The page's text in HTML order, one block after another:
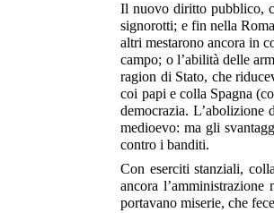
Il nuovo diritto pubblico,
signorotti; e fin nella
altri mestarono ancora in
campo; o l’abilità delle
ragion di Stato, che
coi papi e colla Spagna
democrazia. L’abolizione
medioevo: ma gli
contro i banditi.
Con eserciti stanziali,
ancora
portavano miserie, che